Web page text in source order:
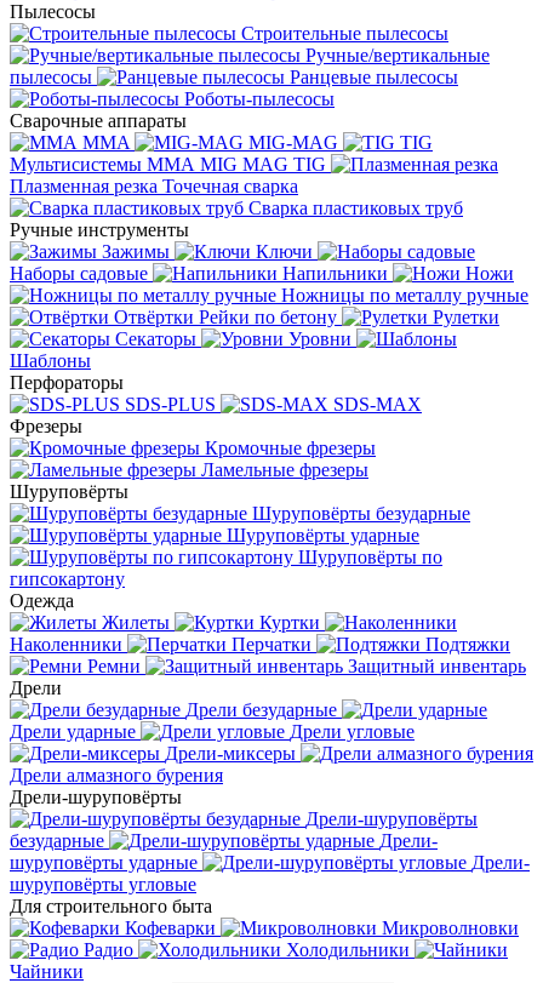
Пылесосы
Строительные пылесосы
Ручные/вертикальные
пылесосы
Ранцевые пылесосы
Роботы-пылесосы
Сварочные аппараты
MMA
MIG-MAG
TIG
Мультисистемы ММА MIG MAG TIG
Плазменная резка Точечная сварка
Cварка пластиковых труб
Ручные инструменты
Зажимы
Ключи
Наборы садовые
Напильники
Ножи
Ножницы по металлу ручные
Отвёртки Рейки по бетону
Рулетки
Секаторы
Уровни
Шаблоны
Перфораторы
SDS-PLUS
SDS-MAX
Фрезеры
Кромочные фрезеры
Ламельные фрезеры
Шуруповёрты
Шуруповёрты безударные
Шуруповёрты ударные
Шуруповёрты по
гипсокартону
Одежда
Жилеты
Куртки
Наколенники
Перчатки
Подтяжки
Ремни
Защитный инвентарь
Дрели
Дрели безударные
Дрели ударные
Дрели угловые
Дрели-миксеры
Дрели алмазного бурения
Дрели-шуруповёрты
Дрели-шуруповёрты
безударные
Дрели-
шуруповёрты ударные
Дрели-
шуруповёрты угловые
Для строительного быта
Кофеварки
Микроволновки
Радио
Холодильники
Чайники